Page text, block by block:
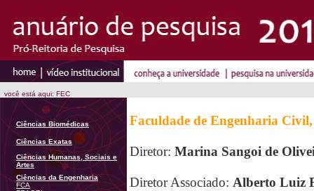
você está aqui: FEC
Ciências Biomédicas
Ciências Exatas
Ciências Humanas, Sociais e
Artes
Ciências da Engenharia
FCA
Faculdade de Engenharia
Diretor: Marina Sangoi de
Diretor Associado: Alberto Luiz